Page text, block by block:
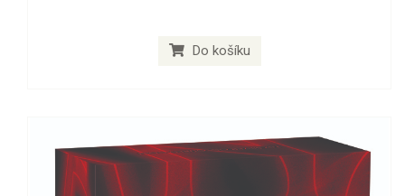
Do košíku